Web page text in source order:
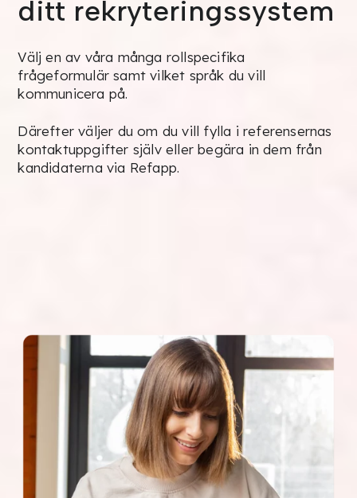
ditt rekryteringssystem
Välj en av våra många rollspecifika
frågeformulär samt vilket språk du vill
kommunicera på.
Därefter väljer du om du vill fylla i referensernas
kontaktuppgifter själv eller begära in dem från
kandidaterna via Refapp.